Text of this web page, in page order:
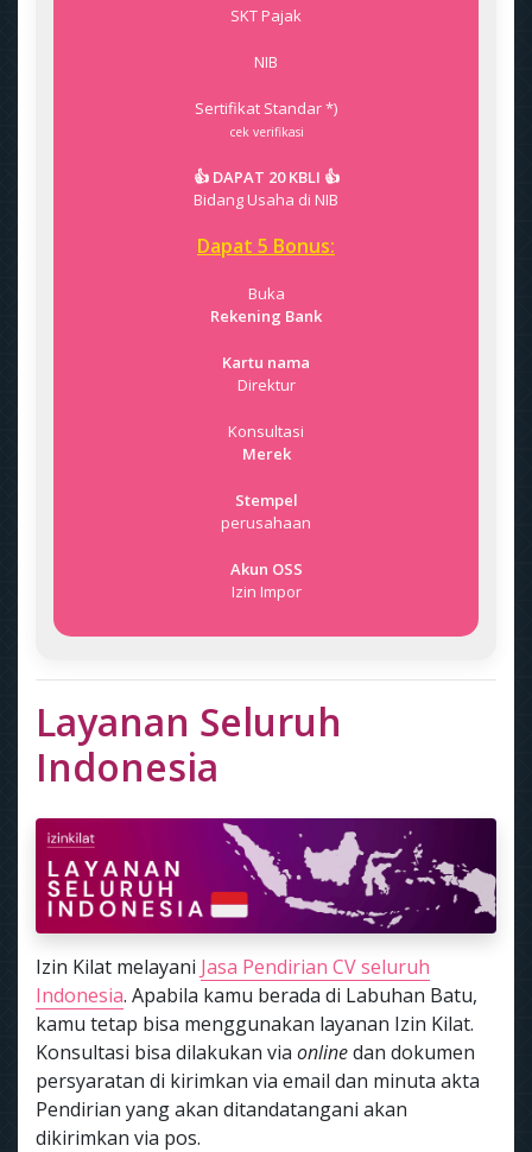
SKT Pajak
NIB
Sertifikat Standar *)
cek verifikasi
👍 DAPAT 20 KBLI 👍
Bidang Usaha di NIB
Dapat 5 Bonus:
Buka
Rekening Bank
Kartu nama
Direktur
Konsultasi
Merek
Stempel
perusahaan
Akun OSS
Izin Impor
Layanan Seluruh
Indonesia
Izin Kilat melayani Jasa Pendirian CV seluruh
Indonesia. Apabila kamu berada di Labuhan Batu,
kamu tetap bisa menggunakan layanan Izin Kilat.
Konsultasi bisa dilakukan via onlinedan dokumen
persyaratan di kirimkan via email dan minuta akta
Pendirian yang akan ditandatangani akan
dikirimkan via pos.